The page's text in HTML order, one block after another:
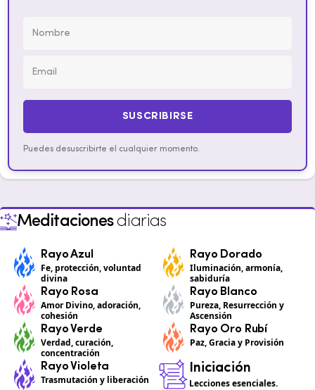
SUSCRIBIRSE
Puedes desuscribirte el cualquier momento.
Meditacionesdiarias
Rayo Azul
Fe, protección, voluntad
divina
Rayo Dorado
Iluminación, armonía,
sabiduría
Rayo Rosa
Amor Divino, adoración,
cohesión
Rayo Blanco
Pureza, Resurrección y
Ascensión
Rayo Verde
Verdad, curación,
concentración
Rayo Oro Rubí
Paz, Gracia y Provisión
Rayo Violeta
Trasmutación y liberación
Iniciación
Lecciones esenciales.